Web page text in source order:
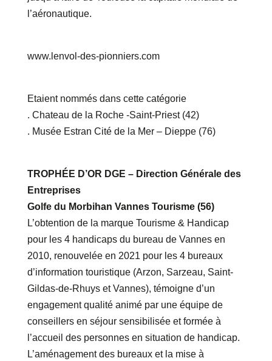
l’aéronautique.
www.lenvol-des-pionniers.com
Etaient nommés dans cette catégorie
. Chateau de la Roche -Saint-Priest (42)
. Musée Estran Cité de la Mer – Dieppe (76)
TROPHÉE D’OR DGE – Direction Générale des
Entreprises
Golfe du Morbihan Vannes Tourisme (56)
L’obtention de la marque Tourisme & Handicap
pour les 4 handicaps du bureau de Vannes en
2010, renouvelée en 2021 pour les 4 bureaux
d’information touristique (Arzon, Sarzeau, Saint-
Gildas-de-Rhuys et Vannes), témoigne d’un
engagement qualité animé par une équipe de
conseillers en séjour sensibilisée et formée à
l’accueil des personnes en situation de handicap.
L’aménagement des bureaux et la mise à